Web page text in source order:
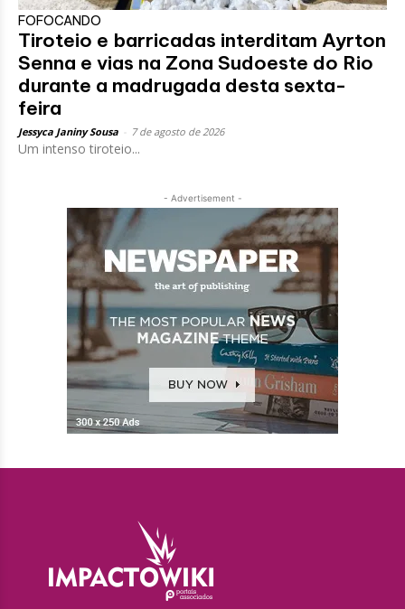
FOFOCANDO
Tiroteio e barricadas interditam Ayrton
Senna e vias na Zona Sudoeste do Rio
durante a madrugada desta sexta-
feira
Jessyca Janiny Sousa 7 de agosto de 2026
Um intenso tiroteio...
- Advertisement -